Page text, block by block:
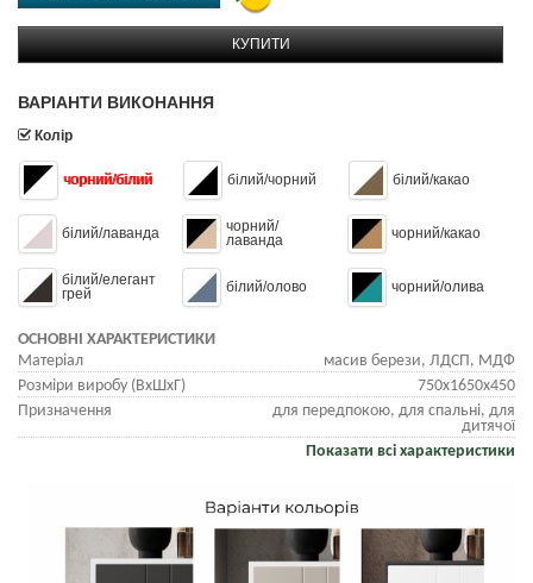
КУПИТИ
ВАРІАНТИ ВИКОНАННЯ
Колір
чорний/білий білий/чорний білий/какао
білий/лаванда
чорний/
лаванда
чорний/какао
білий/елегант
грей
білий/олово чорний/олива
ОСНОВНІ ХАРАКТЕРИСТИКИ
Матеріал
масив берези, ЛДСП, МДФ
Розміри виробу (ВхШхГ)
750х1650х450
Призначення
для передпокою, для спальні, для
дитячої
Показати всі характеристики